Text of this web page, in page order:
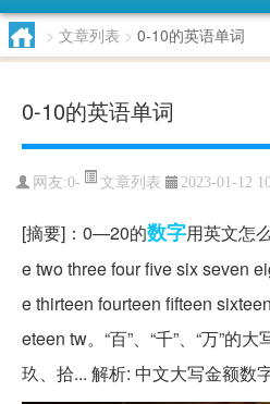
> 文章列表 > 0-10的英语单词
0-10的英语单词
网友:0- 文章列表 2023-01-12
[摘要]：0—20的数字用英文怎
e two three four five six seven
e thirteen fourteen fifteen
eteen tw。“百”、“千”、“万”的
玖、拾... 解析: 中文大写金额数